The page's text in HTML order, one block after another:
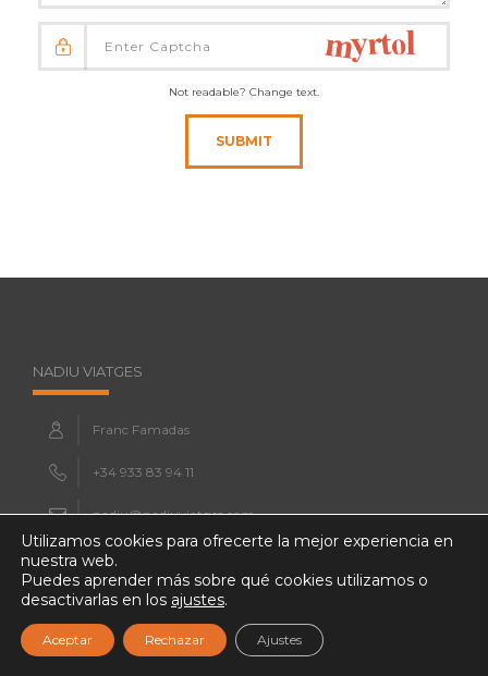
Not readable? Change text.
SUBMIT
NADIU VIATGES
Franc Famadas
+34 933 83 94 11
nadiu@nadiuviatges.com
https://www.nadiuviatges.com
DESTINOS NADIU
Utilizamos cookies para ofrecerte la mejor experiencia en
nuestra web.
Puedes aprender más sobre qué cookies utilizamos o
desactivarlas en los ajustes.
Aceptar Rechazar Ajustes